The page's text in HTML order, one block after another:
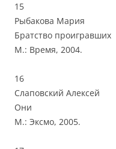
15
Рыбакова Мария
Братство проигравших
М.: Время, 2004.
16
Слаповский Алексей
Они
М.: Эксмо, 2005.